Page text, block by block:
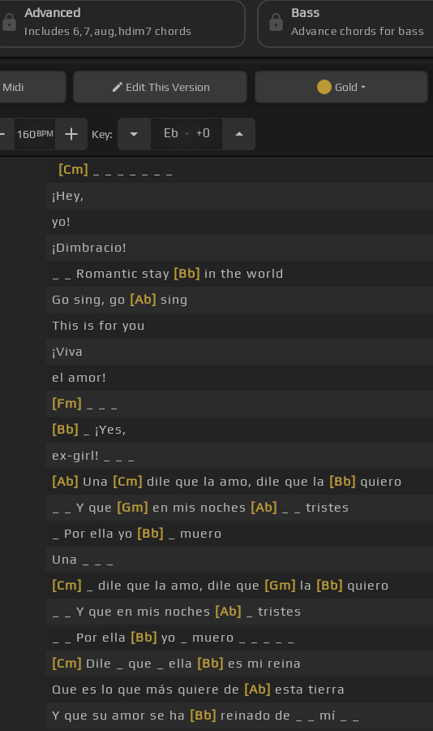
Advanced
Includes 6,7,aug,hdim7 chords
Bass
Advance chords for bass
Midi EditThis Version Gold
160BPM Key: Eb . +0
[Cm]
¡Hey,
yo!
¡Dimbracio!
_ _ Romantic stay [Bb] in the world
Go sing, go [Ab] sing
This is for you
¡Viva
el amor!
[Fm]
[Bb]
_ ¡Yes,
ex-girl! _ _ _
[Ab] Una [Cm] dile que la amo, dile que la [Bb] quiero
_ _ Y que [Gm] en mis noches [Ab]
_ _ tristes
_ Por ella yo [Bb]
_ muero
Una _ _ _
[Cm]
_ dile que la amo, dile que [Gm] la [Bb] quiero
_ _ Y que en mis noches [Ab]
_ tristes
_ _ Por ella [Bb] yo _ muero _ _ _ _ _
[Cm] Dile _ que _ ella [Bb] es mi reina
Que es lo que más quiere de [Ab] esta tierra
Y que su amor se ha [Bb] reinado de _ _ mí _ _